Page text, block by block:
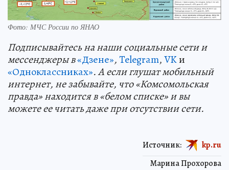
Фото: МЧС России по ЯНАО
Подписывайтесь на наши социальные сети и
мессенджеры в«Дзене»,Telegram,VKи
«Одноклассниках». А если глушат мобильный
интернет, не забывайте, что «Комсомольская
правда» находится в «белом списке» и вы
можете ее читать даже при отсутствии сети.
Марина Прохорова
Источник: kp.ru